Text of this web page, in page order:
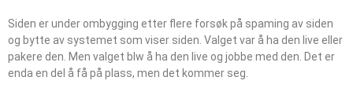
Siden er under ombygging etter flere forsøk på spaming av siden
og bytte av systemet som viser siden. Valget var å ha den live eller
pakere den. Men valget blw å ha den live og jobbe med den. Det er
enda en del å få på plass, men det kommer seg.